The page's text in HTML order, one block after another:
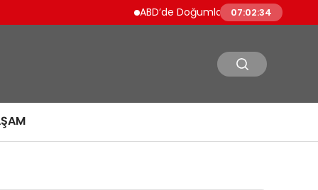
ABD’de Doğumla Vatandaşlık
07:02:35